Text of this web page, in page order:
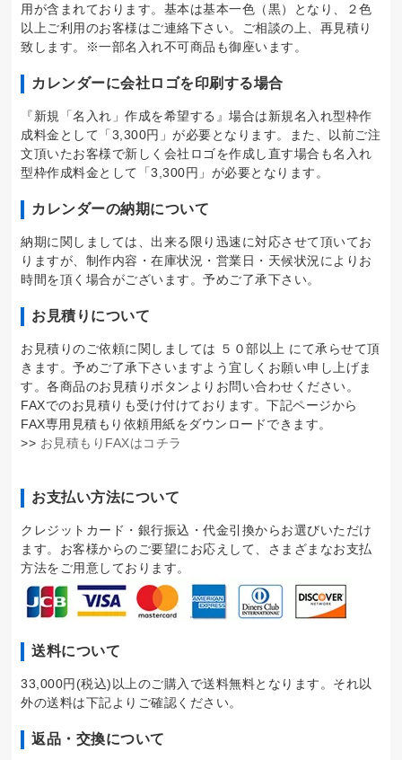
用が含まれております。基本は基本一色（黒）となり、２色
以上ご利用のお客様はご連絡下さい。ご相談の上、再見積り
致します。※一部名入れ不可商品も御座います。
カレンダーに会社ロゴを印刷する場合
『新規「名入れ」作成を希望する』場合は新規名入れ型枠作
成料金として「3,300円」が必要となります。また、以前ご注
文頂いたお客様で新しく会社ロゴを作成し直す場合も名入れ
型枠作成料金として「3,300円」が必要となります。
カレンダーの納期について
納期に関しましては、出来る限り迅速に対応させて頂いてお
りますが、制作内容・在庫状況・営業日・天候状況によりお
時間を頂く場合がございます。予めご了承下さい。
お見積りについて
お見積りのご依頼に関しましては ５０部以上 にて承らせて頂
きます。予めご了承下さいますよう宜しくお願い申し上げま
す。各商品のお見積りボタンよりお問い合わせください。
FAXでのお見積りも受け付けております。下記ページから
FAX専用見積もり依頼用紙をダウンロードできます。
>> お見積もりFAXはコチラ
お支払い方法について
クレジットカード・銀行振込・代金引換からお選びいただけ
ます。お客様からのご要望にお応えして、さまざまなお支払
方法をご用意しております。
送料について
33,000円(税込)以上のご購入で送料無料となります。それ以
外の送料は下記よりご確認ください。
返品・交換について